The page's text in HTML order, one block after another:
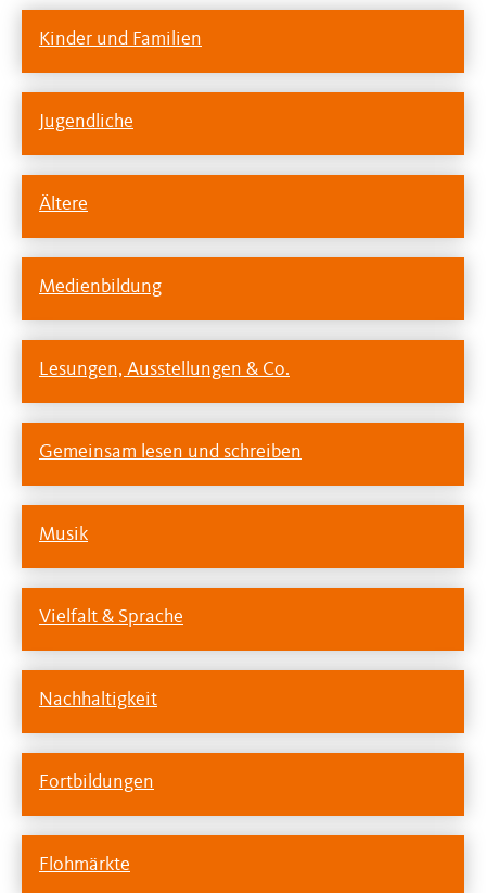
Kinder und Familien
Jugendliche
Ältere
Medienbildung
Lesungen, Ausstellungen & Co.
Gemeinsam lesen und schreiben
Musik
Vielfalt & Sprache
Nachhaltigkeit
Fortbildungen
Flohmärkte